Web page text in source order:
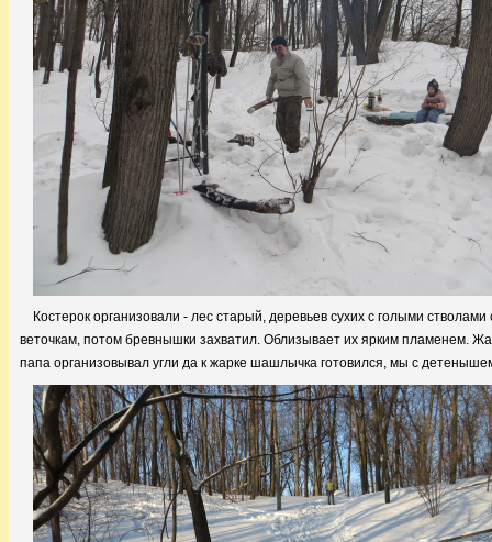
Костерок организовали - лес старый, деревьев сухих с голыми
веточкам, потом бревнышки захватил. Облизывает их ярким пламенем.
папа организовывал угли да к жарке шашлычка готовился, мы с